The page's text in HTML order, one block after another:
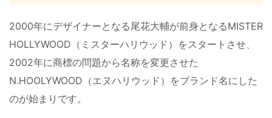
2000年にデザイナーとなる尾花大輔が前身となるMISTER
HOLLYWOOD（ミスターハリウッド）をスタートさせ、
2002年に商標の問題から名称を変更させた
N.HOOLYWOOD（エヌハリウッド）をブランド名にした
のが始まりです。